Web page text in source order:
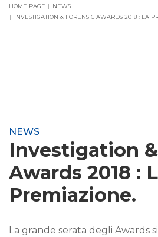
HOME PAGE
NEWS
INVESTIGATION & FORENSIC AWARDS 2018 : LA
NEWS
Investigation
Awards 2018 :
Premiazione.
La grande serata degli Awards